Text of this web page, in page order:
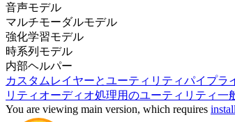
音声モデル
マルチモーダルモデル
強化学習モデル
時系列モデル
内部ヘルパー
カスタムレイヤーとユーティリティパイプラ
リティ オーディオ処理用のユーティリティ一
You are viewing main version, which requires